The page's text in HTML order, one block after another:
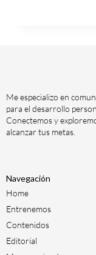
Me especializo en
para el desarrollo
Conectemos y
alcanzar tus metas.
Navegación
Home
Entrenemos
Contenidos
Editorial